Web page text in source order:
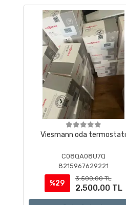
Viesmann oda termostatı
C08QA08U7Q
8215967629221
%29
3.500,00 TL
2.500,00 TL